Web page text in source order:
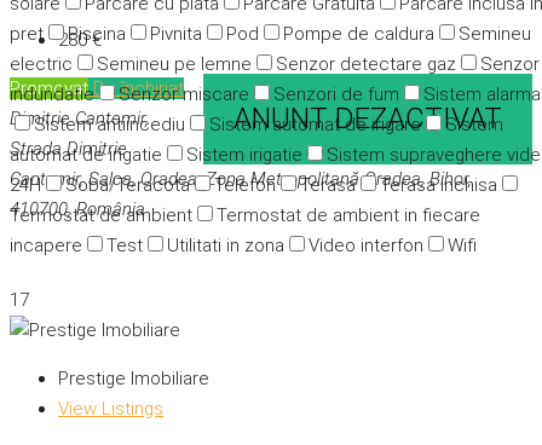
pret
Piscina Pivnita Pod Pompe de caldura
Semineu
electric
Semineu pe lemne Senzor detectare gaz
Senzor
indundatie
Senzor miscare Senzori de fum
Sistem alarma
Sistem antiincediu
Sistem automat de irigare
Sistem
automat de irigatie
Sistem irigatie
Sistem supraveghere
24H
Soba/Teracota Telefon Terasa
Terasa inchisa
Termostat de ambient
Termostat de ambient in fiecare
incapere
Test Utilitati in zona Video interfon Wifi
280 €
PromovatDe închiriat
ANUNT DEZACTIVAT
Dimitrie Cantemir,
Strada Dimitrie
Cantemir, Salca, Oradea, Zona Metropolitană Oradea, Bihor,
410700, România
17
Prestige Imobiliare
View Listings